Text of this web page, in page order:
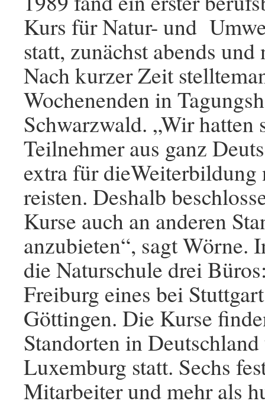
Kurs für Natur- und
statt, zunächst abends
Nach kurzer Zeit
Wochenenden in
Schwarzwald. „Wir hatten
Teilnehmer aus ganz
extra für dieWeiterbildung
reisten. Deshalb
Kurse auch an anderen
anzubieten“, sagt Wörne.
die Naturschule drei
Freiburg eines bei
Göttingen. Die Kurse
Standorten in
Luxemburg statt. Sechs
Mitarbeiter und mehr als